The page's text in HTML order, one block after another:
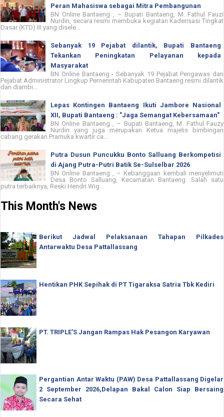
Peran Mahasiswa sebagai Mitra Pembangunan
BN Online Bantaeng , – Bupati Bantaeng, M. Fathul Fauzi
Nurdin, secara resmi membuka kegiatan Kaderisasi Tingkat
Dasar (KTD) III yang disele...
Sebanyak 19 Pejabat dilantik, Bupati Bantaeng
Tekankan Peningkatan Pelayanan kepada
Masyarakat
BN Online Bantaeng - Sebanyak 19 Pejabat Pengawas dan
Pejabat Administrator Lingkup Pemerintah Kabupaten Bantaeng resmi dilantik
dan diambi...
Lepas Kontingen Bantaeng Ikuti Jambore Nasional
XII, Bupati Bantaeng : "Jaga Semangat Kebersamaan"
BN Online Bantaeng , – Bupati Bantaeng, M. Fathul Fauzy
Nurdin yang juga merupakan Ketua majelis bimbingan
cabang gerakan Pramuka kwartir ca...
Putra Dusun Puncukku Bonto Salluang Berkompetisi
di Ajang Putra-Putri Batik Se-Sulselbar 2026
BN Online Bantaeng , – Kebanggaan kembali menyelimuti
Desa Bonto Salluang, Kecamatan Bantaeng. Salah satu
putra terbaiknya, Reski Hendri Wig...
This Month's News
Berikut Jadwal Pelaksanaan Tahapan Pilkades
Antarwaktu Desa Pattallassang
Hentikan PHK Sepihak di PT Tigaraksa Satria Tbk Kediri
PT. TRIPLE'S Jangan Rampas Hak Pesangon Karyawan
Pergantian Antar Waktu (PAW) Desa Pattallassang Digelar
2 September 2026,Delapan Bakal Calon Siap Bersaing
Secara Sehat